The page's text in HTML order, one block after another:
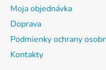
Moja objednávka
Doprava
Podmienky ochrany
Kontakty